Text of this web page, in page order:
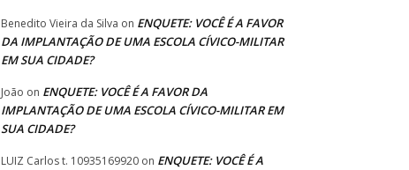
Benedito Vieira da Silva on ENQUETE: VOCÊ É A FAVOR
DA IMPLANTAÇÃO DE UMA ESCOLA CÍVICO-MILITAR
EM SUA CIDADE?
João on ENQUETE: VOCÊ É A FAVOR DA
IMPLANTAÇÃO DE UMA ESCOLA CÍVICO-MILITAR EM
SUA CIDADE?
LUIZ Carlos t. 10935169920 on ENQUETE: VOCÊ É A